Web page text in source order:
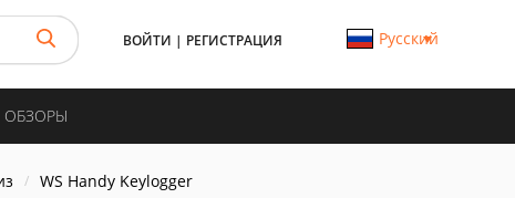
ВОЙТИ | РЕГИСТРАЦИЯ Русский
ОБЗОРЫ
WS Handy Keylogger